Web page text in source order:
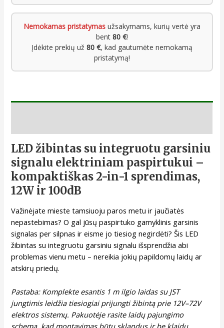
Nemokamas pristatymas užsakymams, kurių vertė yra
bent 80 €!
Įdėkite prekių už 80 €, kad gautumėte nemokamą
pristatymą!
LED žibintas su integruotu garsiniu
signalu elektriniam paspirtukui –
kompaktiškas 2-in-1 sprendimas,
12W ir 100dB
Važinėjate mieste tamsiuoju paros metu ir jaučiatės
nepastebimas? O gal jūsų paspirtuko gamyklinis garsinis
signalas per silpnas ir eisme jo tiesiog negirdėti? Šis LED
žibintas su integruotu garsiniu signalu išsprendžia abi
problemas vienu metu – nereikia jokių papildomų laidų ar
atskirų priedų.
Pastaba: Komplekte esantis 1 m ilgio laidas su JST
jungtimis leidžia tiesiogiai prijungti žibintą prie 12V–72V
elektros sistemų. Pakuotėje rasite laidų pajungimo
schemą, kad montavimas būtų sklandus ir be klaidų.